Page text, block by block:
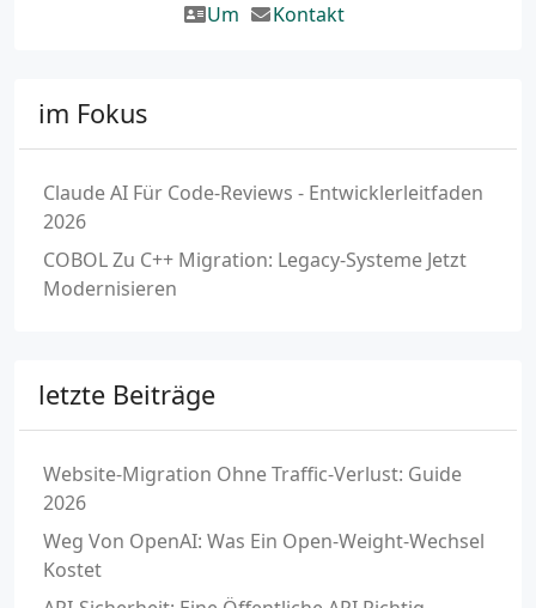
Um
Kontakt
im Fokus
Claude AI Für Code-Reviews - Entwicklerleitfaden
2026
COBOL Zu C++ Migration: Legacy-Systeme Jetzt
Modernisieren
letzte Beiträge
Website-Migration Ohne Traffic-Verlust: Guide
2026
Weg Von OpenAI: Was Ein Open-Weight-Wechsel
Kostet